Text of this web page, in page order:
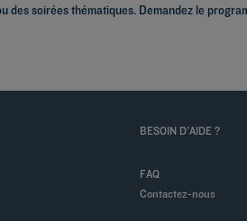
des soirées thématiques. Demandez le
BESOIN D'AIDE ?
FAQ
Contactez-nous